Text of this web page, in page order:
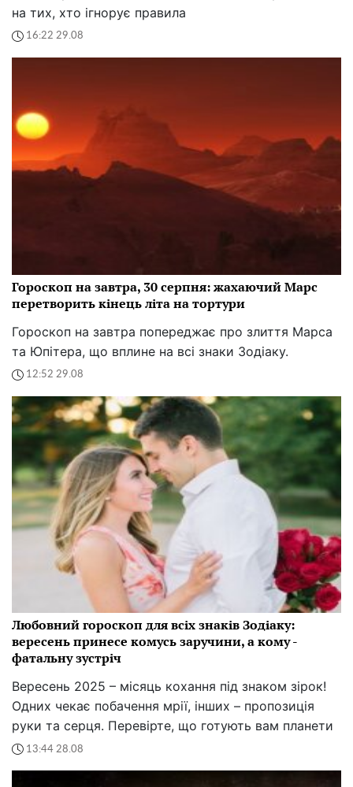
на тих, хто ігнорує правила
16:22 29.08
Гороскоп на завтра, 30 серпня: жахаючий Марс
перетворить кінець літа на тортури
Гороскоп на завтра попереджає про злиття Марса
та Юпітера, що вплине на всі знаки Зодіаку.
12:52 29.08
Любовний гороскоп для всіх знаків Зодіаку:
вересень принесе комусь заручини, а кому -
фатальну зустріч
Вересень 2025 – місяць кохання під знаком зірок!
Одних чекає побачення мрії, інших – пропозиція
руки та серця. Перевірте, що готують вам планети
13:44 28.08